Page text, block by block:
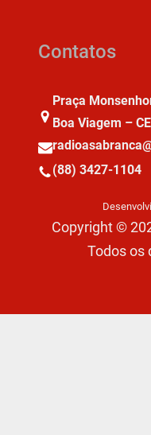
Contatos
Praça
Boa Viagem – CE
(88) 3427-1104
Copyright ©
Todos os